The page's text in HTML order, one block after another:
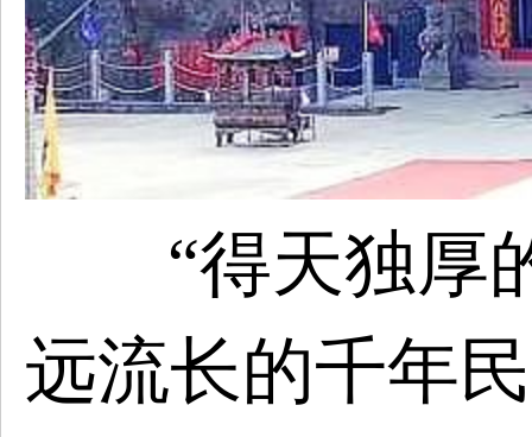
“得天独厚
远流长的千年